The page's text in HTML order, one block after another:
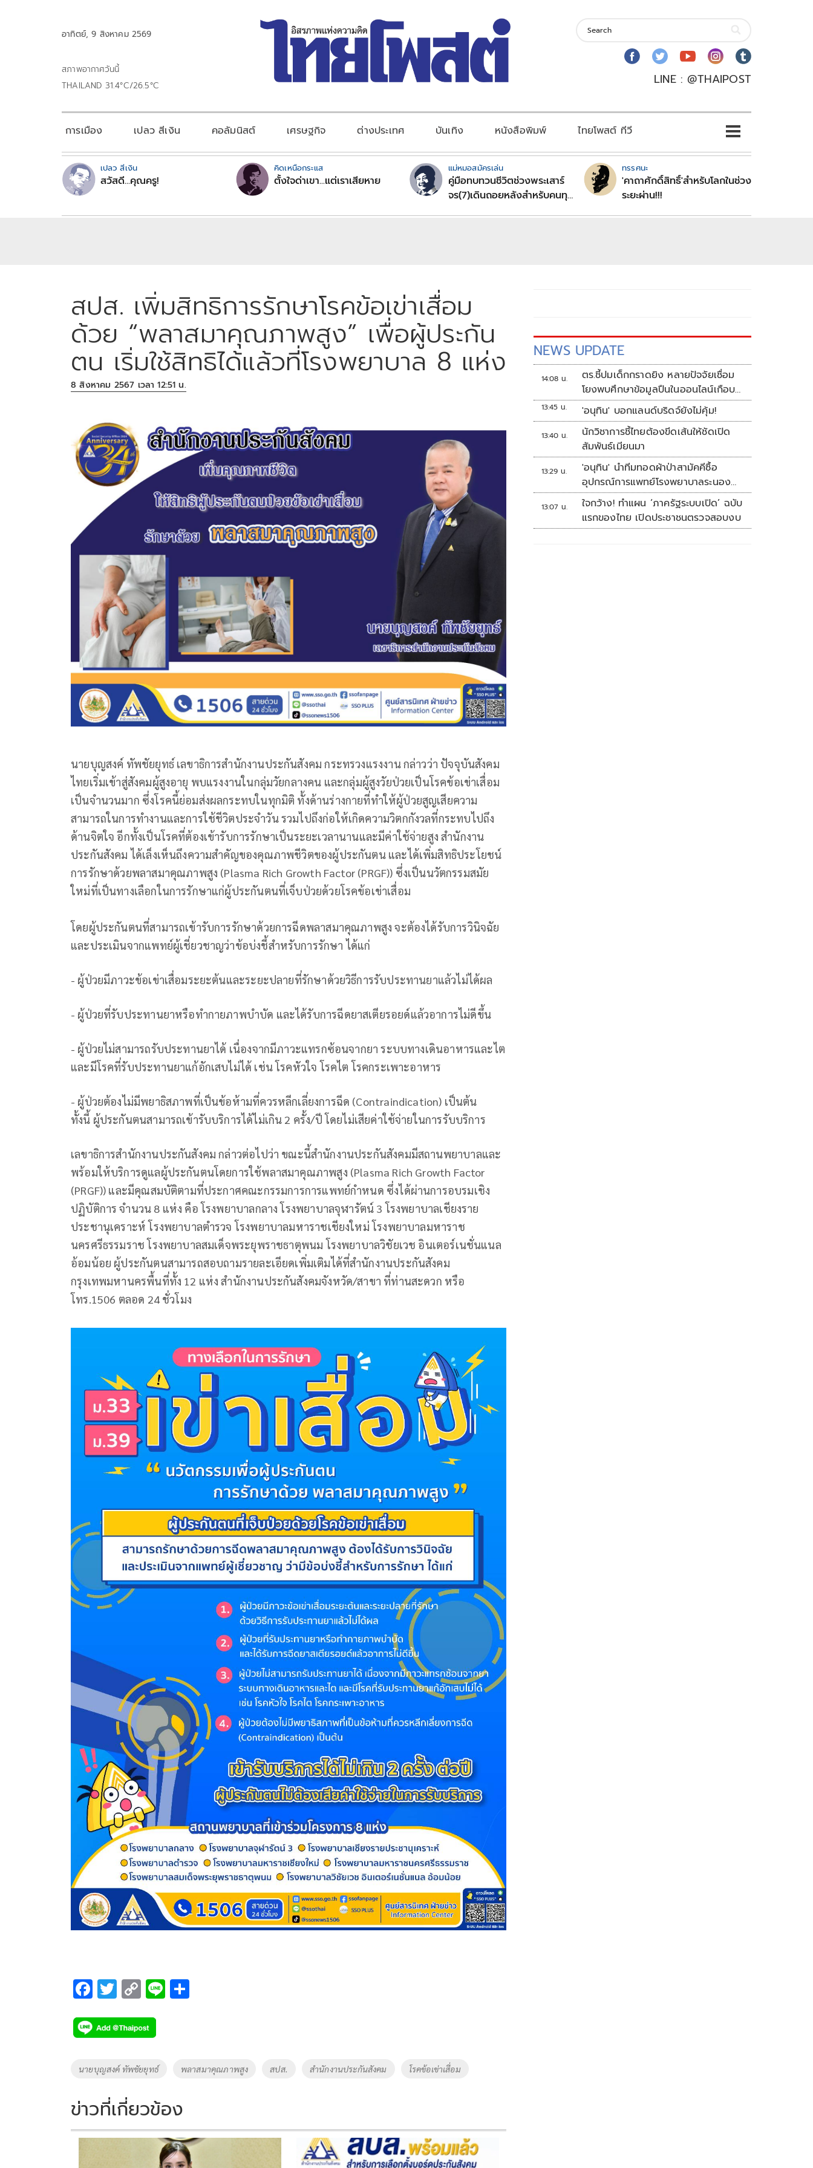
อาทิตย์, 9 สิงหาคม 2569
สภาพอากาศวันนี้
THAILAND 31.4°C/26.5°C
LINE : @THAIPOST
การเมือง เปลว สีเงิน คอลัมนิสต์ เศรษฐกิจ ต่างประเทศ บันเทิง หนังสือพิมพ์ ไทยโพสต์ ทีวี
เปลว สีเงิน
สวัสดี...คุณครู!
คิดเหนือกระแส
ตั้งใจด่าเขา...แต่เราเสียหาย
แม่หมอสมัครเล่น
คู่มือทบทวนชีวิตช่วงพระเสาร์
จร(7)เดินถอยหลังสำหรับคนทุก
ทรรศนะ
'คาถาศักดิ์สิทธิ์'สำหรับโลกในช่วง
ระยะผ่าน!!!
สปส. เพิ่มสิทธิการรักษาโรคข้อเข่าเสื่อม
ด้วย “พลาสมาคุณภาพสูง” เพื่อผู้ประกัน
ตน เริ่มใช้สิทธิได้แล้วที่โรงพยาบาล 8 แห่ง
8 สิงหาคม 2567 เวลา 12:51 น.
นายบุญสงค์ ทัพชัยยุทธ์ เลขาธิการสำนักงานประกันสังคม กระทรวงแรงงาน กล่าวว่า ปัจจุบันสังคม
ไทยเริ่มเข้าสู่สังคมผู้สูงอายุ พบแรงงานในกลุ่มวัยกลางคน และกลุ่มผู้สูงวัยป่วยเป็นโรคข้อเข่าเสื่อม
เป็นจำนวนมาก ซึ่งโรคนี้ย่อมส่งผลกระทบในทุกมิติ ทั้งด้านร่างกายที่ทำให้ผู้ป่วยสูญเสียความ
สามารถในการทำงานและการใช้ชีวิตประจำวัน รวมไปถึงก่อให้เกิดความวิตกกังวลที่กระทบไปถึง
ด้านจิตใจ อีกทั้งเป็นโรคที่ต้องเข้ารับการรักษาเป็นระยะเวลานานและมีค่าใช้จ่ายสูง สำนักงาน
ประกันสังคม ได้เล็งเห็นถึงความสำคัญของคุณภาพชีวิตของผู้ประกันตน และได้เพิ่มสิทธิประโยชน์
การรักษาด้วยพลาสมาคุณภาพสูง (Plasma Rich Growth Factor (PRGF)) ซึ่งเป็นนวัตกรรมสมัย
ใหม่ที่เป็นทางเลือกในการรักษาแก่ผู้ประกันตนที่เจ็บป่วยด้วยโรคข้อเข่าเสื่อม
โดยผู้ประกันตนที่สามารถเข้ารับการรักษาด้วยการฉีดพลาสมาคุณภาพสูง จะต้องได้รับการวินิจฉัย
และประเมินจากแพทย์ผู้เชี่ยวชาญว่าข้อบ่งชี้สำหรับการรักษา ได้แก่
- ผู้ป่วยมีภาวะข้อเข่าเสื่อมระยะต้นและระยะปลายที่รักษาด้วยวิธีการรับประทานยาแล้วไม่ได้ผล
- ผู้ป่วยที่รับประทานยาหรือทำกายภาพบำบัด และได้รับการฉีดยาสเตียรอยด์แล้วอาการไม่ดีขึ้น
- ผู้ป่วยไม่สามารถรับประทานยาได้ เนื่องจากมีภาวะแทรกซ้อนจากยา ระบบทางเดินอาหารและไต
และมีโรคที่รับประทานยาแก้อักเสบไม่ได้ เช่น โรคหัวใจ โรคไต โรคกระเพาะอาหาร
- ผู้ป่วยต้องไม่มีพยาธิสภาพที่เป็นข้อห้ามที่ควรหลีกเลี่ยงการฉีด (Contraindication) เป็นต้น
ทั้งนี้ ผู้ประกันตนสามารถเข้ารับบริการได้ไม่เกิน 2 ครั้ง/ปี โดยไม่เสียค่าใช้จ่ายในการรับบริการ
เลขาธิการสำนักงานประกันสังคม กล่าวต่อไปว่า ขณะนี้สำนักงานประกันสังคมมีสถานพยาบาลและ
พร้อมให้บริการดูแลผู้ประกันตนโดยการใช้พลาสมาคุณภาพสูง (Plasma Rich Growth Factor
(PRGF)) และมีคุณสมบัติตามที่ประกาศคณะกรรมการการแพทย์กำหนด ซึ่งได้ผ่านการอบรมเชิง
ปฏิบัติการ จำนวน 8 แห่ง คือ โรงพยาบาลกลาง โรงพยาบาลจุฬารัตน์ 3 โรงพยาบาลเชียงราย
ประชานุเคราะห์ โรงพยาบาลตำรวจ โรงพยาบาลมหาราชเชียงใหม่ โรงพยาบาลมหาราช
นครศรีธรรมราช โรงพยาบาลสมเด็จพระยุพราชธาตุพนม โรงพยาบาลวิชัยเวช อินเตอร์เนชั่นแนล
อ้อมน้อย ผู้ประกันตนสามารถสอบถามรายละเอียดเพิ่มเติมได้ที่สำนักงานประกันสังคม
กรุงเทพมหานครพื้นที่ทั้ง 12 แห่ง สำนักงานประกันสังคมจังหวัด/สาขา ที่ท่านสะดวก หรือ
โทร.1506 ตลอด 24 ชั่วโมง
F
e
b
o
k
T
tt
er
C
p
y
Li
k
Li
Tags
นายบุญสงค์ ทัพชัยยุทธ์ พลาสมาคุณภาพสูง สปส. สำนักงานประกันสังคม โรคข้อเข่าเสื่อม
ข่าวที่เกี่ยวข้อง
NEWS UPDATE
14:08 น.
ตร.ชี้ปมเด็กกราดยิง หลายปัจจัยเชื่อม
โยงพบศึกษาข้อมูลปืนในออนไลน์เกือบ
2 ปี
13:45 น. 'อนุทิน' บอกแลนด์บริดจ์ยังไม่คุ้ม!
13:40 น.
นักวิชาการชี้ไทยต้องขีดเส้นให้ชัดเปิด
สัมพันธ์เมียนมา
13:29 น.
'อนุทิน' นำทีมทอดผ้าป่าสามัคคีซื้อ
อุปกรณ์การแพทย์โรงพยาบาลระนอง
ยอดเงินทำบุญ 20 ล้านบาท
13:07 น.
ใจกว้าง! ทำแผน ‘ภาครัฐระบบเปิด’ ฉบับ
แรกของไทย เปิดประชาชนตรวจสอบงบ